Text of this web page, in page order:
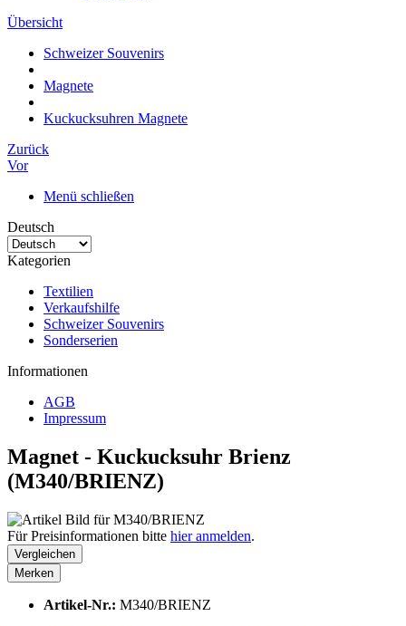
Übersicht
Schweizer Souvenirs
Magnete
Kuckucksuhren Magnete
Zurück
Vor
Menü schließen
Deutsch
Kategorien
Textilien
Verkaufshilfe
Schweizer Souvenirs
Sonderserien
Informationen
AGB
Impressum
Magnet - Kuckucksuhr Brienz
(M340/BRIENZ)
Für Preisinformationen bitte hier anmelden.
Vergleichen
Merken
Artikel-Nr.: M340/BRIENZ